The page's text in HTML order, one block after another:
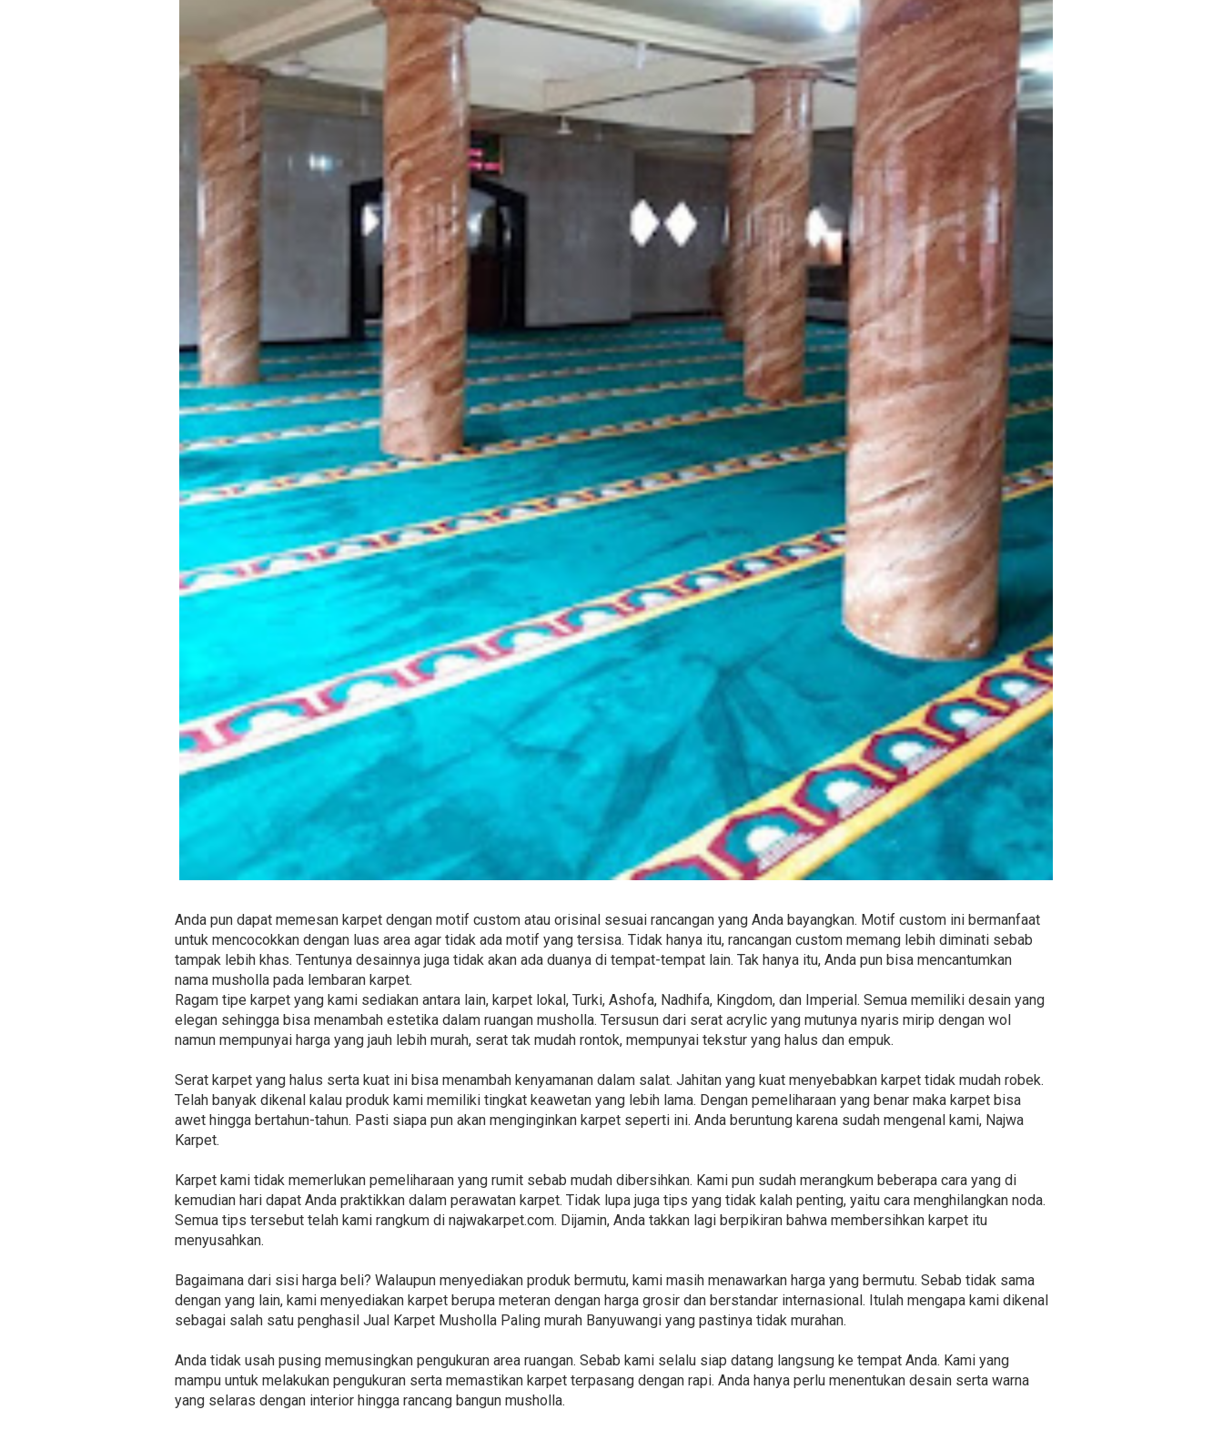
Anda pun dapat memesan karpet dengan motif custom atau orisinal sesuai rancangan yang Anda bayangkan. Motif custom ini bermanfaat
untuk mencocokkan dengan luas area agar tidak ada motif yang tersisa. Tidak hanya itu, rancangan custom memang lebih diminati sebab
tampak lebih khas. Tentunya desainnya juga tidak akan ada duanya di tempat-tempat lain. Tak hanya itu, Anda pun bisa mencantumkan
nama musholla pada lembaran karpet.
Ragam tipe karpet yang kami sediakan antara lain, karpet lokal, Turki, Ashofa, Nadhifa, Kingdom, dan Imperial. Semua memiliki desain yang
elegan sehingga bisa menambah estetika dalam ruangan musholla. Tersusun dari serat acrylic yang mutunya nyaris mirip dengan wol
namun mempunyai harga yang jauh lebih murah, serat tak mudah rontok, mempunyai tekstur yang halus dan empuk.
Serat karpet yang halus serta kuat ini bisa menambah kenyamanan dalam salat. Jahitan yang kuat menyebabkan karpet tidak mudah robek.
Telah banyak dikenal kalau produk kami memiliki tingkat keawetan yang lebih lama. Dengan pemeliharaan yang benar maka karpet bisa
awet hingga bertahun-tahun. Pasti siapa pun akan menginginkan karpet seperti ini. Anda beruntung karena sudah mengenal kami, Najwa
Karpet.
Karpet kami tidak memerlukan pemeliharaan yang rumit sebab mudah dibersihkan. Kami pun sudah merangkum beberapa cara yang di
kemudian hari dapat Anda praktikkan dalam perawatan karpet. Tidak lupa juga tips yang tidak kalah penting, yaitu cara menghilangkan noda.
Semua tips tersebut telah kami rangkum di najwakarpet.com. Dijamin, Anda takkan lagi berpikiran bahwa membersihkan karpet itu
menyusahkan.
Bagaimana dari sisi harga beli? Walaupun menyediakan produk bermutu, kami masih menawarkan harga yang bermutu. Sebab tidak sama
dengan yang lain, kami menyediakan karpet berupa meteran dengan harga grosir dan berstandar internasional. Itulah mengapa kami dikenal
sebagai salah satu penghasil Jual Karpet Musholla Paling murah Banyuwangi yang pastinya tidak murahan.
Anda tidak usah pusing memusingkan pengukuran area ruangan. Sebab kami selalu siap datang langsung ke tempat Anda. Kami yang
mampu untuk melakukan pengukuran serta memastikan karpet terpasang dengan rapi. Anda hanya perlu menentukan desain serta warna
yang selaras dengan interior hingga rancang bangun musholla.